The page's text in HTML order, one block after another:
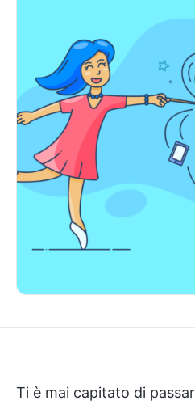
Ti è mai capitato di